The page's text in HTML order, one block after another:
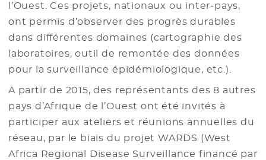
l’Ouest. Ces projets, nationaux ou inter-pays,
ont permis d’observer des progrès durables
dans différentes domaines (cartographie des
laboratoires, outil de remontée des données
pour la surveillance épidémiologique, etc.).
A partir de 2015, des représentants des 8 autres
pays d’Afrique de l’Ouest ont été invités à
participer aux ateliers et réunions annuelles du
réseau, par le biais du projet WARDS (West
Africa Regional Disease Surveillance financé par